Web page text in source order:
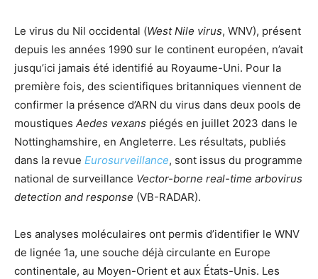
Le virus du Nil occidental (West Nile virus, WNV), présent
depuis les années 1990 sur le continent européen, n’avait
jusqu’ici jamais été identifié au Royaume-Uni. Pour la
première fois, des scientifiques britanniques viennent de
confirmer la présence d’ARN du virus dans deux pools de
moustiques Aedes vexans piégés en juillet 2023 dans le
Nottinghamshire, en Angleterre. Les résultats, publiés
dans la revue Eurosurveillance, sont issus du programme
national de surveillance Vector-borne real-time arbovirus
detection and response (VB-RADAR).
Les analyses moléculaires ont permis d’identifier le WNV
de lignée 1a, une souche déjà circulante en Europe
continentale, au Moyen-Orient et aux États-Unis. Les